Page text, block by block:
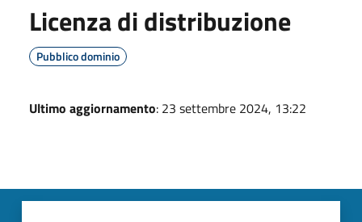
Licenza di distribuzione
Pubblico dominio
Ultimo aggiornamento: 23 settembre 2024, 13:22